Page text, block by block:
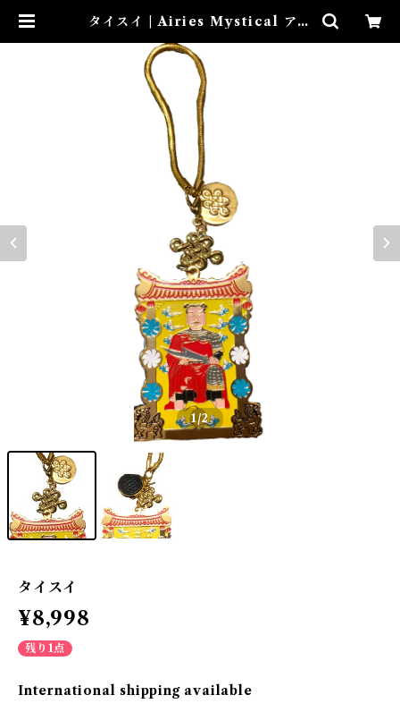
タイスイ | Airies Mystical アイ
の風水・本格白魔術
1/2
タイスイ
¥8,998
残り1点
International shipping available